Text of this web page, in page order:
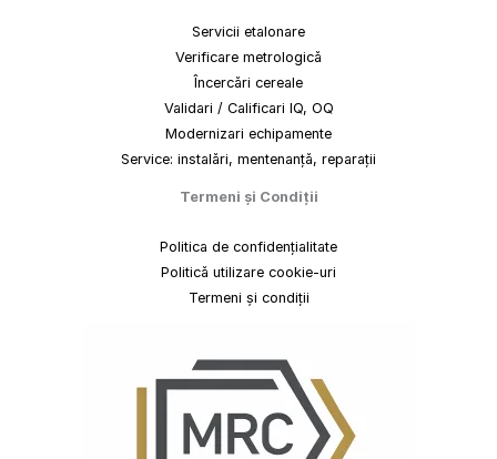
Servicii etalonare
Verificare metrologică
Încercări cereale
Validari / Calificari IQ, OQ
Modernizari echipamente
Service: instalări, mentenanță, reparații
Termeni și Condiții
Politica de confidențialitate
Politică utilizare cookie-uri
Termeni și condiții